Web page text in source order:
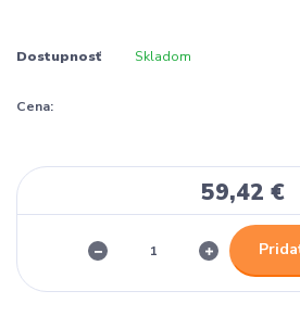
Dostupnosť Skladom
Cena:
59,42 €